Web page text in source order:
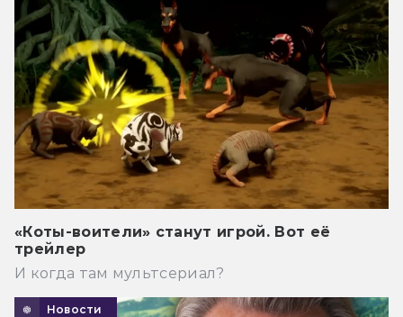
«Коты-воители» станут игрой. Вот её
трейлер
И когда там мультсериал?
Новости